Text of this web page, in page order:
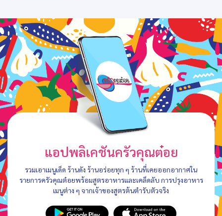
แอปพลิเคชันครัวคุณต๋อย
รวมเอาเมนูเด็ด ร้านดัง ร้านอร่อยทุก ๆ ร้านที่เคยออกอากาศใน
รายการครัวคุณต๋อยพร้อมสูตรอาหารและเคล็ดลับ การปรุงอาหาร
เมนูต่าง ๆ จากเจ้าของสูตรต้นตำรับตัวจริง